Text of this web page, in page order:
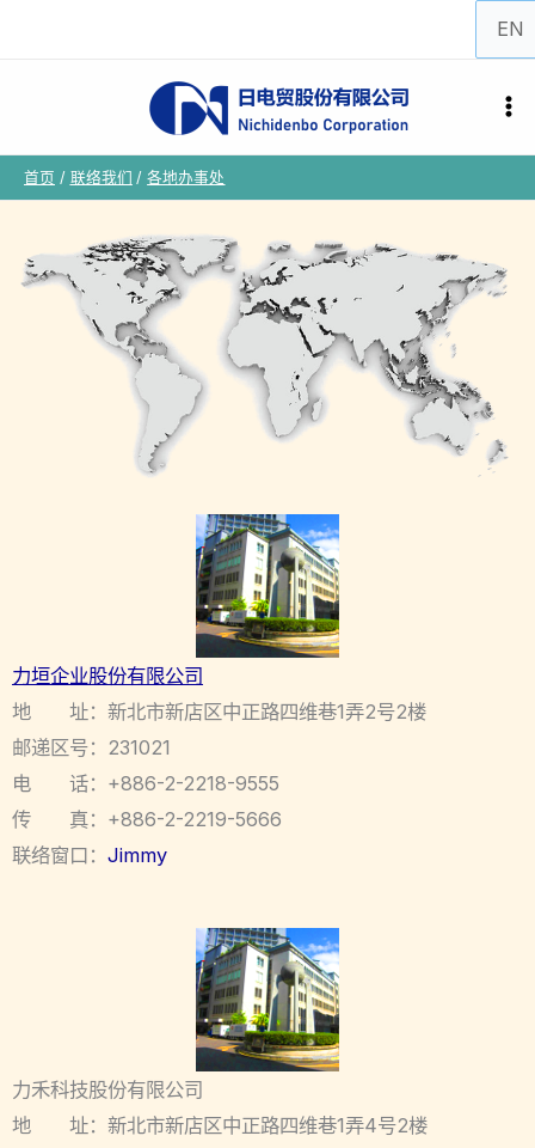
择
首页 联络我们 各地办事处
力垣企业股份有限公司
地 址：新北市新店区中正路四维巷1弄2号2楼
邮递区号：231021
电 话：+886-2-2218-9555
传 真：+886-2-2219-5666
联络窗口： Jimmy
力禾科技股份有限公司
地 址：新北市新店区中正路四维巷1弄4号2楼